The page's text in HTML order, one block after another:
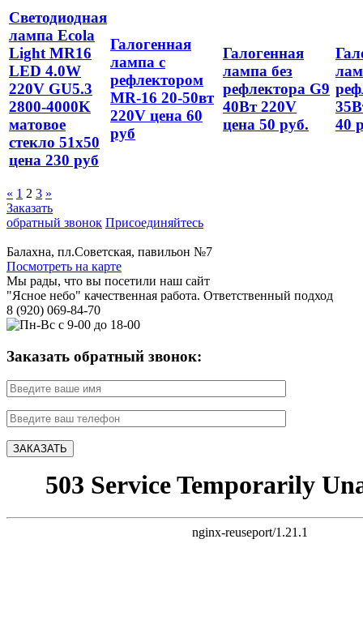
Светодиодная
лампа Ecola
Light MR16
LED 4.0W
220V GU5.3
2800-4000K
матовое
стекло 51х50
цена 230 руб
Галогенная
лампа с
рефлектором
МR-16 20-50вт
220V цена 60
руб
Галогенная
лампа без
рефлектора G9
40Вт 220V
цена 50 руб.
40
« 1 2 3 »
Заказать
обратный звонок Присоединяйтесь
Балахна, пл.Советская, павильон №7
Посмотреть на карте
Мы рады, что вы посетили наш сайт
"Ясное небо" качественная работа. Ответственный подход
8 (920) 069-84-70
Заказать обратный звонок: